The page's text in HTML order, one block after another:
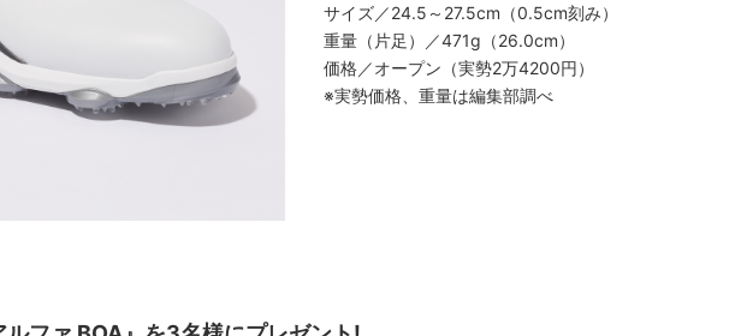
サイズ／24.5～27.5cm（0.5cm刻み）
重量（片足）／471g（26.0cm）
価格／オープン（実勢2万4200円）
※実勢価格、重量は編集部調べ